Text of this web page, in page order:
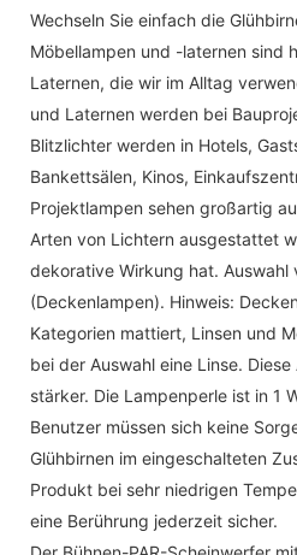
Wechseln Sie einfach die
Möbellampen und -laternen sind
Laternen, die wir im Alltag
und Laternen werden bei
Blitzlichter werden in Hotels,
Bankettsälen, Kinos,
Projektlampen sehen großartig
Arten von Lichtern ausgestattet
dekorative Wirkung hat. Auswahl
(Deckenlampen). Hinweis:
Kategorien mattiert, Linsen und
bei der Auswahl eine Linse.
stärker. Die Lampenperle ist in 1
Benutzer müssen sich keine
Glühbirnen im eingeschalteten
Produkt bei sehr niedrigen
eine Berührung jederzeit sicher.